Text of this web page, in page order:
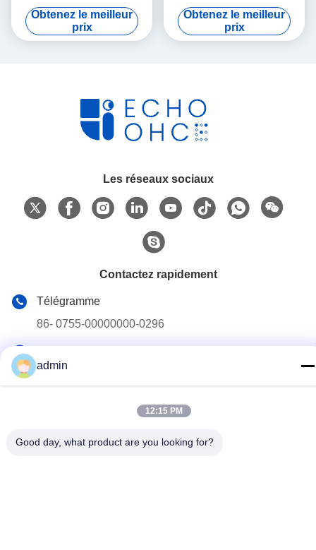
Honeycomb Panels For Boat
de mur
Obtenez le meilleur
prix
logent la laine de roche
résistante au feu 45mm
Obtenez le meilleur
prix
Les réseaux sociaux
Contactez rapidement
Télégramme
86- 0755-00000000-0296
test@maoyt.com
No. 228, route de Zhanxi, ville de Jiangyin, ville de Wuxi,
admin
12:15 PM
Good day, what product are you looking for?